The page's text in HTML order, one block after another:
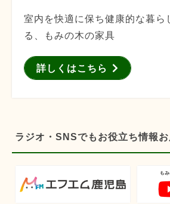
室内を快適に保ち健康的な暮ら
る、もみの木の家具
詳しくはこちら
ラジオ・SNSでもお役立ち情報お